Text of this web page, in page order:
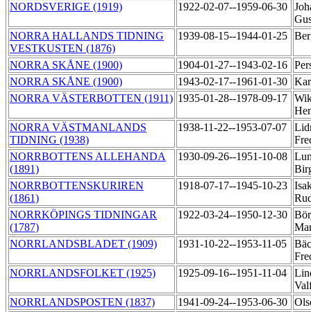
NORDSVERIGE (1919)
1922-02-07--1959-06-30
NORRA HALLANDS TIDNING
VESTKUSTEN (1876)
1939-08-15--1944-01-25
NORRA SKÅNE (1900) 1904-01-27--1943-02-16
NORRA SKÅNE (1900)
1943-02-17--1961-01-30
NORRA VÄSTERBOTTEN (1911) 1935-01-28--1978-09-17
NORRA VÄSTMANLANDS
TIDNING (1938)
1938-11-22--1953-07-07
NORRBOTTENS ALLEHANDA
(1891)
1930-09-26--1951-10-08
NORRBOTTENSKURIREN
(1861)
1918-07-17--1945-10-23
NORRKÖPINGS TIDNINGAR
(1787)
1922-03-24--1950-12-30
NORRLANDSBLADET (1909)
1931-10-22--1953-11-05
NORRLANDSFOLKET (1925)
1925-09-16--1951-11-04
NORRLANDSPOSTEN (1837)
1941-09-24--1953-06-30